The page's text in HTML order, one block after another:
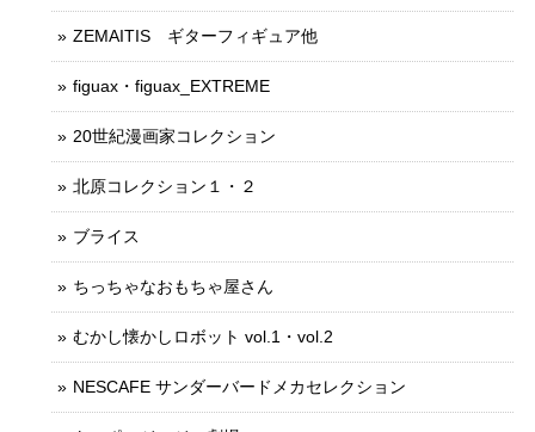
ZEMAITIS ギターフィギュア他
figuax・figuax_EXTREME
20世紀漫画家コレクション
北原コレクション１・２
ブライス
ちっちゃなおもちゃ屋さん
むかし懐かしロボット vol.1・vol.2
NESCAFE サンダーバードメカセレクション